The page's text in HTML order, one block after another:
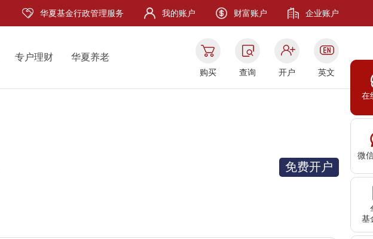
在
微
基
华夏基金行政管理服务 我的账户 财富账户 企业账户
专户理财 华夏养老
购买 查询 开户 英文
免费开户